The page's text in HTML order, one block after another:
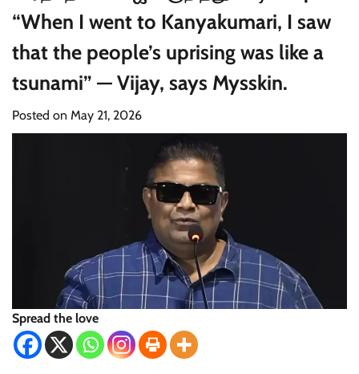
“When I went to Kanyakumari, I saw
that the people’s uprising was like a
tsunami” — Vijay, says Mysskin.
Posted on May 21, 2026
Spread the love